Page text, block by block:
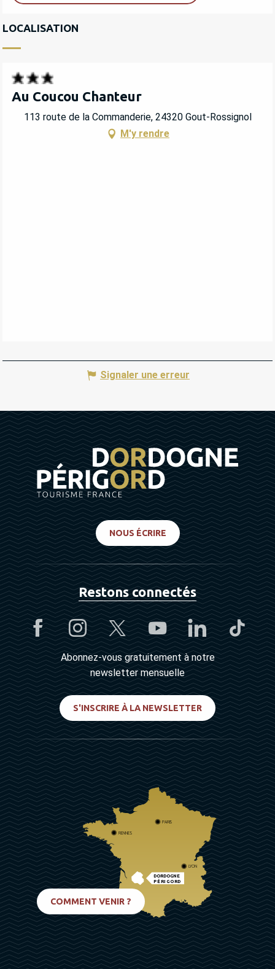
LOCALISATION
Au Coucou Chanteur
113 route de la Commanderie, 24320 Gout-Rossignol
M'y rendre
Signaler une erreur
NOUS ÉCRIRE
Restons connectés
Abonnez-vous gratuitement à notre
newsletter mensuelle
S'INSCRIRE À LA NEWSLETTER
DORDOGNE
PÉRIGORD
PARIS
RENNES
LYON
COMMENT VENIR ?